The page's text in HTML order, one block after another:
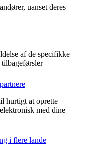
uanset deres
af de specifikke
hurtigt at oprette
med dine
i flere lande